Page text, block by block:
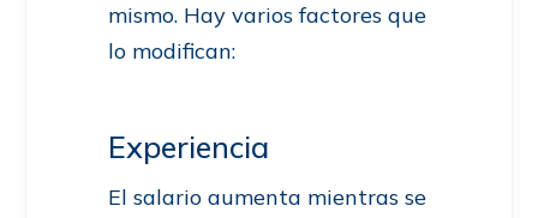
mismo. Hay varios factores que
lo modifican:
Experiencia
El salario aumenta mientras se